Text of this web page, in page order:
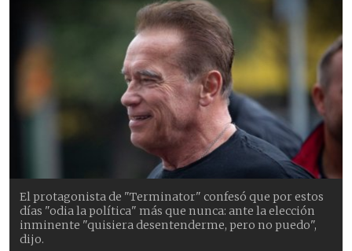
El protagonista de "Terminator" confesó que por estos
días "odia la política" más que nunca: ante la elección
inminente "quisiera desentenderme, pero no puedo",
dijo.